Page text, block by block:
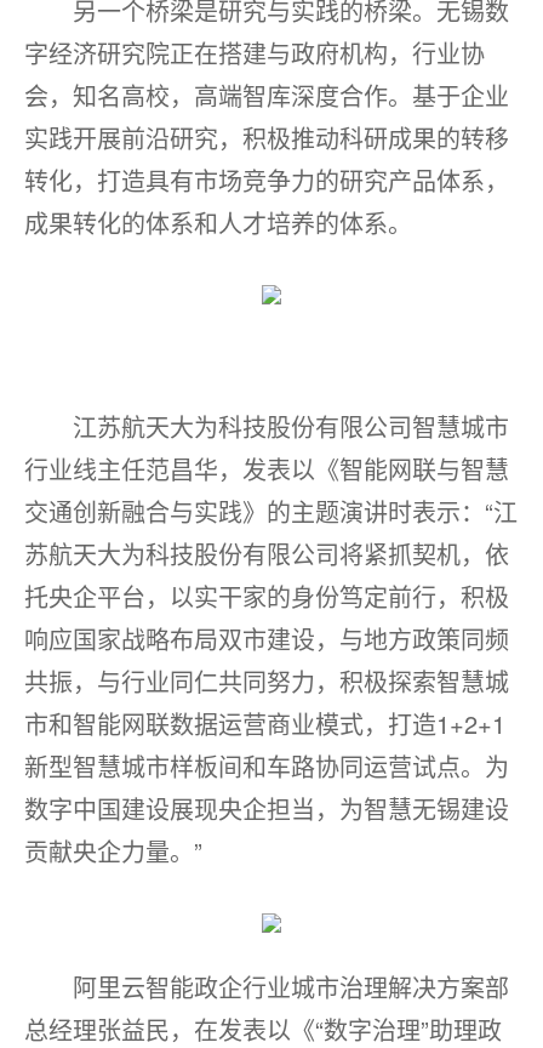
另一个桥梁是研究与实践的桥梁。无锡数
字经济研究院正在搭建与政府机构，行业协
会，知名高校，高端智库深度合作。基于企业
实践开展前沿研究，积极推动科研成果的转移
转化，打造具有市场竞争力的研究产品体系，
成果转化的体系和人才培养的体系。
江苏航天大为科技股份有限公司智慧城市
行业线主任范昌华，发表以《智能网联与智慧
交通创新融合与实践》的主题演讲时表示：“江
苏航天大为科技股份有限公司将紧抓契机，依
托央企平台，以实干家的身份笃定前行，积极
响应国家战略布局双市建设，与地方政策同频
共振，与行业同仁共同努力，积极探索智慧城
市和智能网联数据运营商业模式，打造1+2+1
新型智慧城市样板间和车路协同运营试点。为
数字中国建设展现央企担当，为智慧无锡建设
贡献央企力量。”
阿里云智能政企行业城市治理解决方案部
总经理张益民，在发表以《“数字治理”助理政